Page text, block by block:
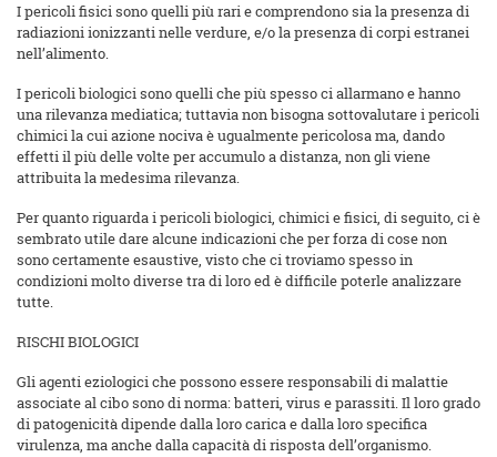
I pericoli fisici sono quelli più rari e comprendono sia la presenza di
radiazioni ionizzanti nelle verdure, e/o la presenza di corpi estranei
nell’alimento.
I pericoli biologici sono quelli che più spesso ci allarmano e hanno
una rilevanza mediatica; tuttavia non bisogna sottovalutare i pericoli
chimici la cui azione nociva è ugualmente pericolosa ma, dando
effetti il più delle volte per accumulo a distanza, non gli viene
attribuita la medesima rilevanza.
Per quanto riguarda i pericoli biologici, chimici e fisici, di seguito, ci è
sembrato utile dare alcune indicazioni che per forza di cose non
sono certamente esaustive, visto che ci troviamo spesso in
condizioni molto diverse tra di loro ed è difficile poterle analizzare
tutte.
RISCHI BIOLOGICI
Gli agenti eziologici che possono essere responsabili di malattie
associate al cibo sono di norma: batteri, virus e parassiti. Il loro grado
di patogenicità dipende dalla loro carica e dalla loro specifica
virulenza, ma anche dalla capacità di risposta dell’organismo.